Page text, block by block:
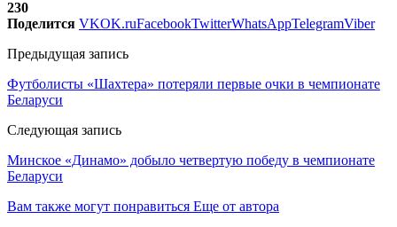
230
Поделится VKOK.ruFacebookTwitterWhatsAppTelegramViber
Предыдущая запись
Футболисты «Шахтера» потеряли первые очки в чемпионате
Беларуси
Следующая запись
Минское «Динамо» добыло четвертую победу в чемпионате
Беларуси
Вам также могут понравиться Еще от автора